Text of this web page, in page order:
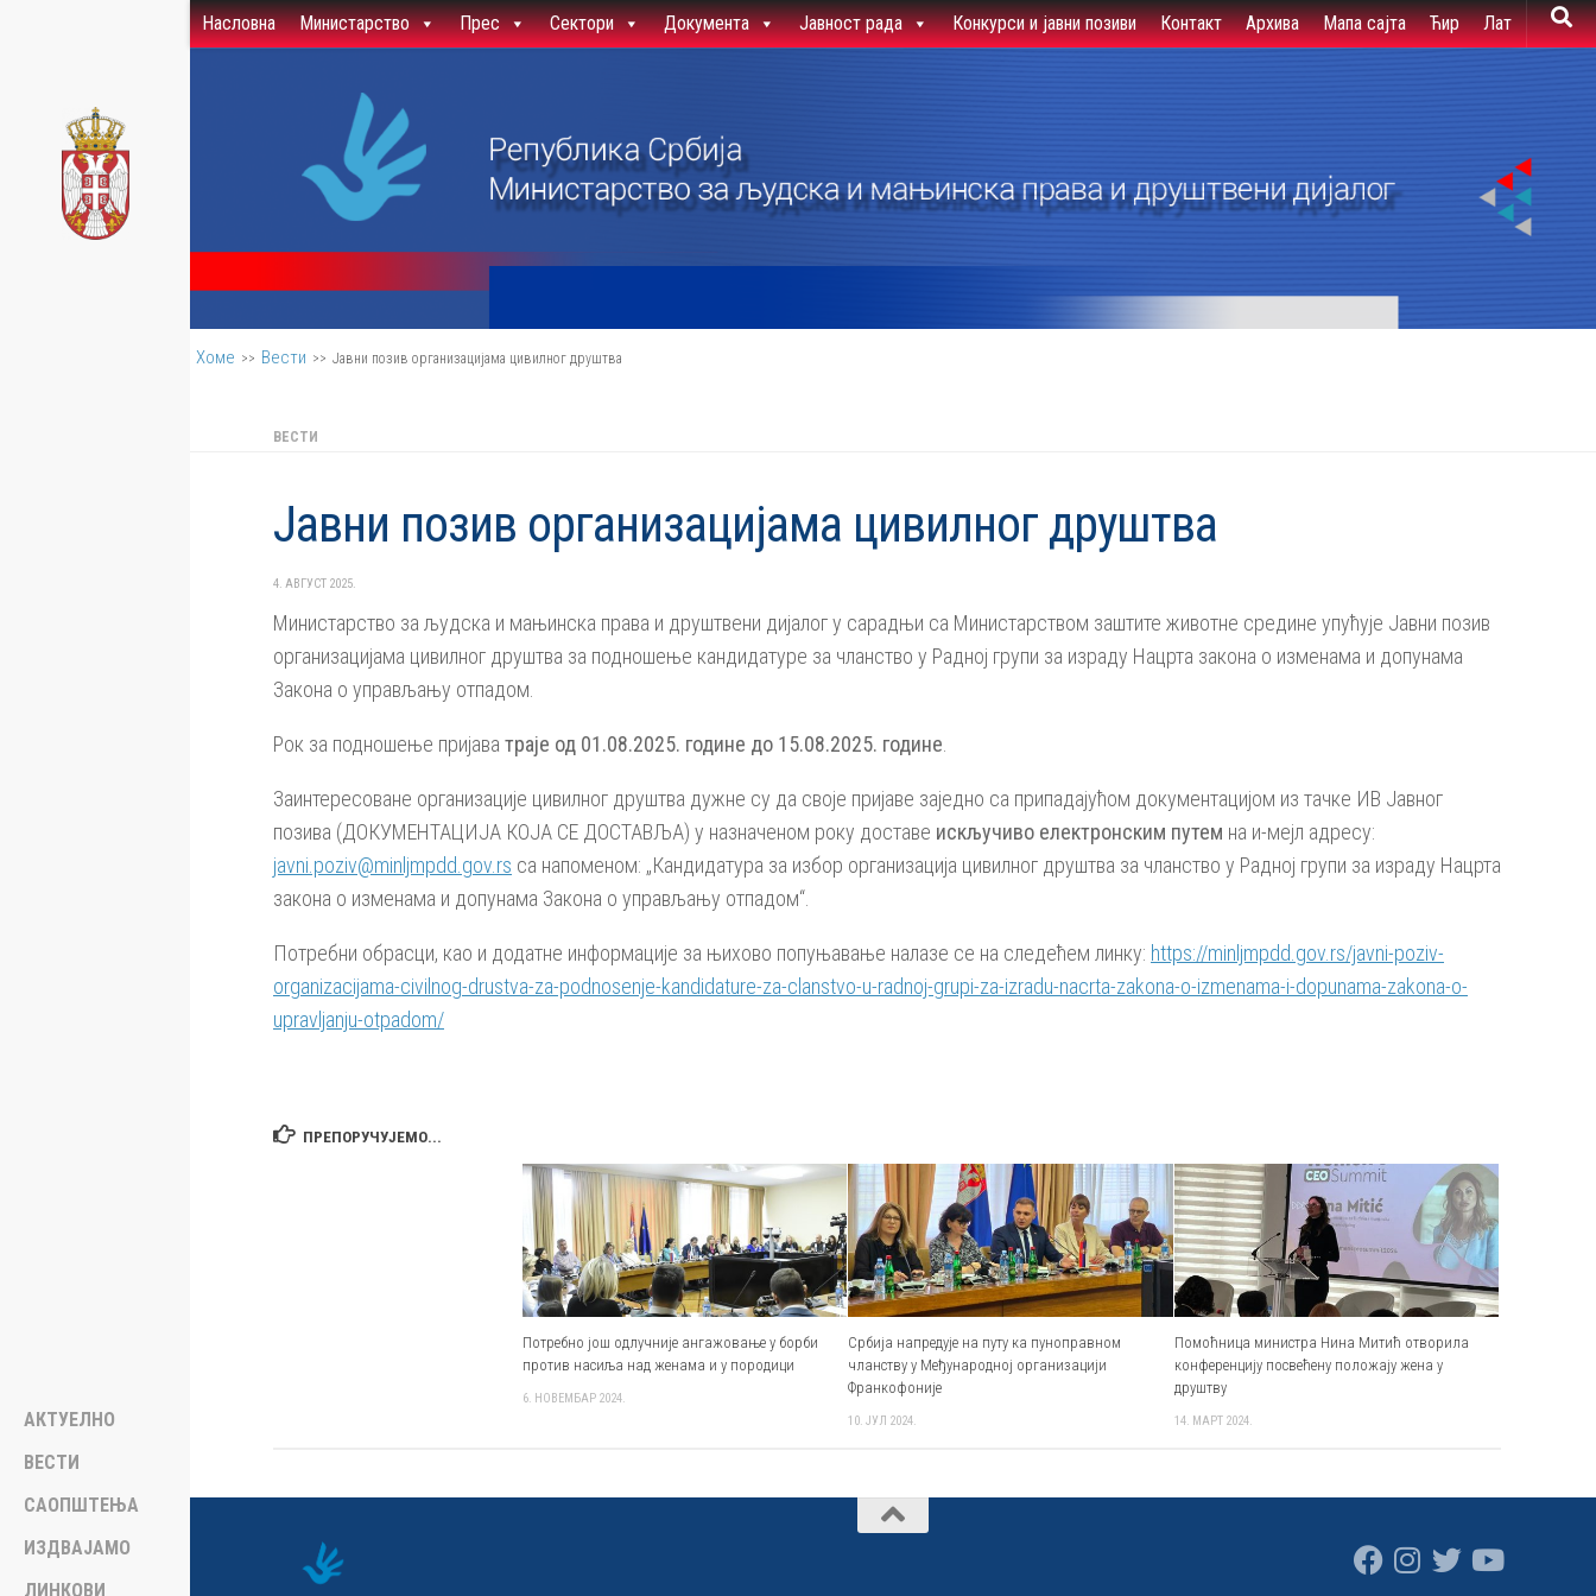
Насловна Прес
Министарство Сектори Документа Јавност рада Конкурси и јавни позиви Контакт Архива Мапа сајта Ћир Лат
Хоме >> Вести >> Јавни позив организацијама цивилног друштва
ВЕСТИ
Јавни позив организацијама цивилног друштва
4. АВГУСТ 2025.
Министарство за људска и мањинска права и друштвени дијалог у сарадњи са Министарством заштите животне средине упућује Јавни позив
организацијама цивилног друштва за подношење кандидатуре за чланство у Радној групи за израду Нацрта закона о изменама и допунама
Закона о управљању отпадом.
Рок за подношење пријава траје од 01.08.2025. године до 15.08.2025. године.
Заинтересоване организације цивилног друштва дужне су да своје пријаве заједно са припадајућом документацијом из тачке ИВ Јавног
позива (ДОКУМЕНТАЦИЈА КОЈА СЕ ДОСТАВЉА) у назначеном року доставе искључиво електронским путем на и-мејл адресу:
javni.poziv@minljmpdd.gov.rs са напоменом: „Кандидатура за избор организација цивилног друштва за чланство у Радној групи за израду Нацрта
закона о изменама и допунама Закона о управљању отпадом“.
Потребни обрасци, као и додатне информације за њихово попуњавање налазе се на следећем линку: https://minljmpdd.gov.rs/javni-poziv-
organizacijama-civilnog-drustva-za-podnosenje-kandidature-za-clanstvo-u-radnoj-grupi-za-izradu-nacrta-zakona-o-izmenama-i-dopunama-zakona-o-
upravljanju-otpadom/
ПРЕПОРУЧУЈЕМО...
Потребно још одлучније ангажовање у борби
против насиља над женама и у породици
6. НОВЕМБАР 2024.
Србија напредује на путу ка пуноправном
чланству у Међународној организацији
Франкофоније
10. ЈУЛ 2024.
Помоћница министра Нина Митић отворила
конференцију посвећену положају жена у
друштву
14. МАРТ 2024.
АКТУЕЛНО
ВЕСТИ
САОПШТЕЊА
ИЗДВАЈАМО
ЛИНКОВИ